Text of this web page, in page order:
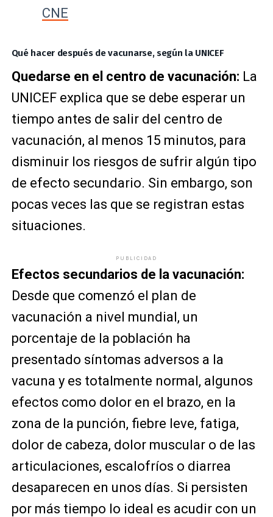
CNE
Qué hacer después de vacunarse, según la UNICEF
Quedarse en el centro de vacunación: La
UNICEF explica que se debe esperar un
tiempo antes de salir del centro de
vacunación, al menos 15 minutos, para
disminuir los riesgos de sufrir algún tipo
de efecto secundario. Sin embargo, son
pocas veces las que se registran estas
situaciones.
PUBLICIDAD
Efectos secundarios de la vacunación:
Desde que comenzó el plan de
vacunación a nivel mundial, un
porcentaje de la población ha
presentado síntomas adversos a la
vacuna y es totalmente normal, algunos
efectos como dolor en el brazo, en la
zona de la punción, fiebre leve, fatiga,
dolor de cabeza, dolor muscular o de las
articulaciones, escalofríos o diarrea
desaparecen en unos días. Si persisten
por más tiempo lo ideal es acudir con un